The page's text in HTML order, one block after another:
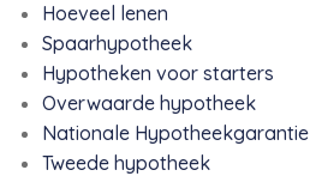
Hoeveel lenen
Spaarhypotheek
Hypotheken voor starters
Overwaarde hypotheek
Nationale Hypotheekgarantie
Tweede hypotheek